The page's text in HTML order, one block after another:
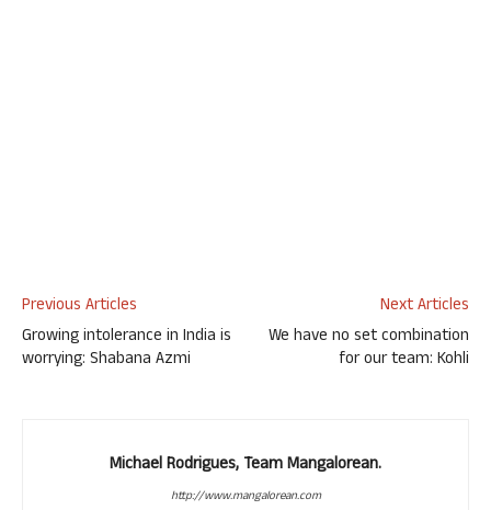
Previous Articles
Growing intolerance in India is
worrying: Shabana Azmi
Next Articles
We have no set combination
for our team: Kohli
Michael Rodrigues, Team Mangalorean.
http://www.mangalorean.com